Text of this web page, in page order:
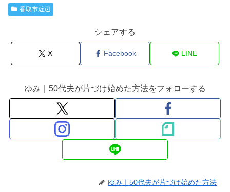
香取市近辺
シェアする
X Facebook LINE
ゆみ｜50代夫が片づけ始めた方法をフォローする
ゆみ｜50代夫が片づけ始めた方法